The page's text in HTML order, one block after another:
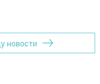
новости